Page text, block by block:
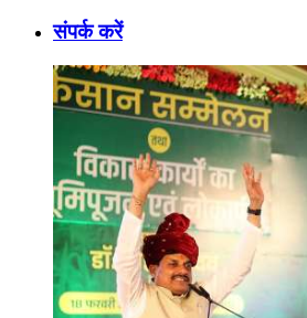
संपर्क करें